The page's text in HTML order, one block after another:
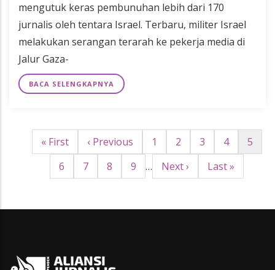
mengutuk keras pembunuhan lebih dari 170
jurnalis oleh tentara Israel. Terbaru, militer Israel
melakukan serangan terarah ke pekerja media di
Jalur Gaza-
BACA SELENGKAPNYA
Pagination
First
page
« First
Halaman
sebelumnya
‹ Previous Page
1 Page
2 Page
3 Page
4
5
Page
6 Page
7 Page
8 Page
9 …
Halaman
berikutnya
Next ›
Last
page
Last »